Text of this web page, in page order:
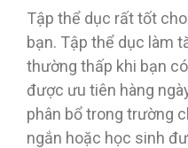
Tập thể dục rất tốt
bạn. Tập thể dục làm
thường thấp khi bạn
được ưu tiên hàng
phân bổ trong trường
ngắn hoặc học sinh